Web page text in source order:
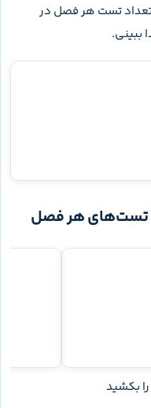
جامع قرار گرفته